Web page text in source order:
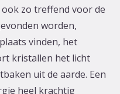
zo treffend voor de
worden,
vinden, het
kristallen het licht
uit de aarde. Een
heel krachtig